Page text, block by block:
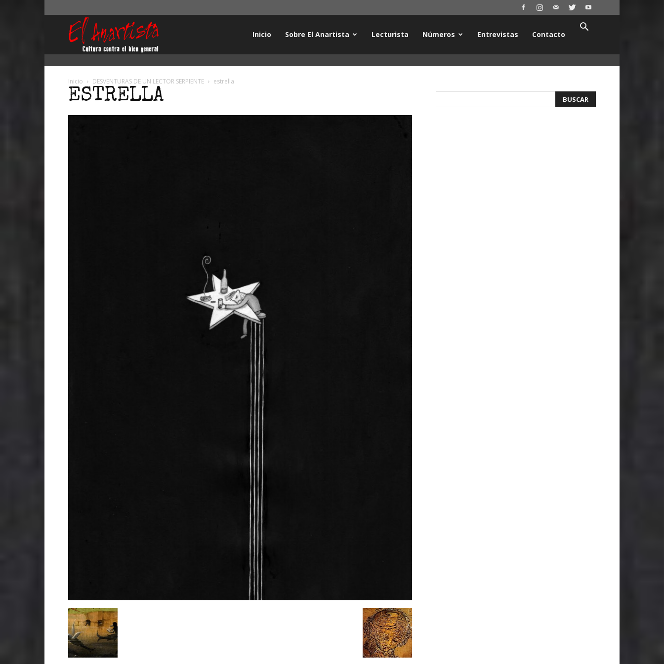
Inicio Sobre El Anartista Lecturista Números Entrevistas Contacto
Inicio DESVENTURAS DE UN LECTOR SERPIENTE estrella
ESTRELLA